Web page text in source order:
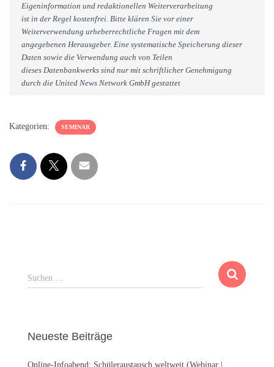
Eigeninformation und redaktionellen Weiterverarbeitung
ist in der Regel kostenfrei. Bitte klären Sie vor einer
Weiterverwendung urheberrechtliche Fragen mit dem
angegebenen Herausgeber. Eine systematische Speicherung dieser
Daten sowie die Verwendung auch von Teilen
dieses Datenbankwerks sind nur mit schriftlicher Genehmigung
durch die United News Network GmbH gestattet
Kategorien: SEMINAR
S
u
n
Suchen …
Neueste Beiträge
Online-Infoabend: Schüleraustausch weltweit (Webinar |